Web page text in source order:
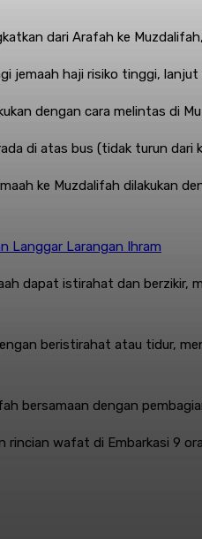
dari Arafah ke
jemaah haji risiko tinggi,
dengan cara melintas di
di atas bus (tidak turun dari
ke Muzdalifah
Langgar Larangan Ihram
dapat istirahat dan
beristirahat atau tidur,
bersamaan dengan
wafat di Embarkasi 9